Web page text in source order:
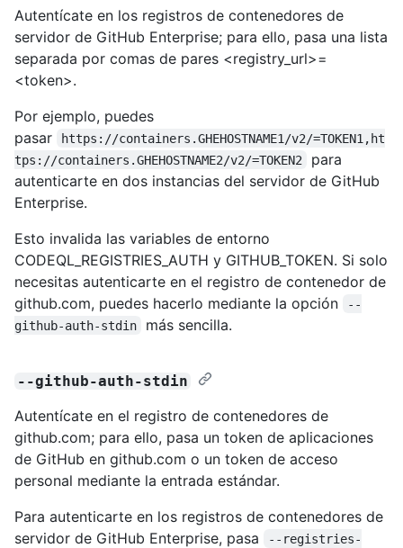
Autentícate en los registros de contenedores de
servidor de GitHub Enterprise; para ello, pasa una lista
separada por comas de pares <registry_url>=
<token>.
Por ejemplo, puedes
pasar
https://containers.GHEHOSTNAME1/v2/=TOKEN1,ht
tps://containers.GHEHOSTNAME2/v2/=TOKEN2
para
autenticarte en dos instancias del servidor de GitHub
Enterprise.
Esto invalida las variables de entorno
CODEQL_REGISTRIES_AUTH y GITHUB_TOKEN. Si solo
necesitas autenticarte en el registro de contenedor de
github.com, puedes hacerlo mediante la opción
--
github-auth-stdin
más sencilla.
--github-auth-stdin
Autentícate en el registro de contenedores de
github.com; para ello, pasa un token de aplicaciones
de GitHub en github.com o un token de acceso
personal mediante la entrada estándar.
Para autenticarte en los registros de contenedores de
servidor de GitHub Enterprise, pasa
--registries-